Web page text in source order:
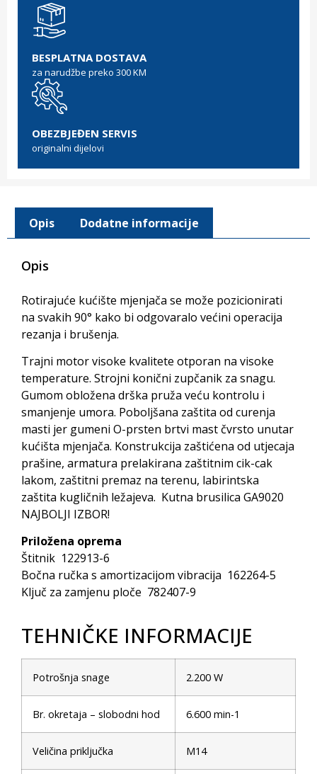
BESPLATNA DOSTAVA
za narudžbe preko 300 KM
OBEZBJEĐEN SERVIS
originalni dijelovi
Opis Dodatne informacije
Opis
Rotirajuće kućište mjenjača se može pozicionirati
na svakih 90° kako bi odgovaralo većini operacija
rezanja i brušenja.
Trajni motor visoke kvalitete otporan na visoke
temperature. Strojni konični zupčanik za snagu.
Gumom obložena drška pruža veću kontrolu i
smanjenje umora. Poboljšana zaštita od curenja
masti jer gumeni O-prsten brtvi mast čvrsto unutar
kućišta mjenjača. Konstrukcija zaštićena od utjecaja
prašine, armatura prelakirana zaštitnim cik-cak
lakom, zaštitni premaz na terenu, labirintska
zaštita kugličnih ležajeva. Kutna brusilica GA9020
NAJBOLJI IZBOR!
Priložena oprema
Štitnik 122913-6
Bočna ručka s amortizacijom vibracija 162264-5
Ključ za zamjenu ploče 782407-9
TEHNIČKE INFORMACIJE
Potrošnja snage 2.200 W
Br. okretaja – slobodni hod 6.600 min-1
Veličina priključka M14